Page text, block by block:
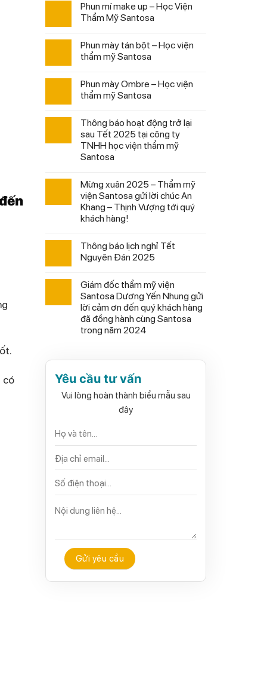
có
Phun mí make up – Học Viện
Thẩm Mỹ Santosa
Phun mày tán bột – Học viện
thẩm mỹ Santosa
Phun mày Ombre – Học viện
thẩm mỹ Santosa
Thông báo hoạt động trở lại
sau Tết 2025 tại công ty
TNHH học viện thẩm mỹ
Santosa
Mừng xuân 2025 – Thẩm mỹ
viện Santosa gửi lời chúc An
Khang – Thịnh Vượng tới quý
khách hàng!
Thông báo lịch nghỉ Tết
Nguyên Đán 2025
Giám đốc thẩm mỹ viện
Santosa Dương Yến Nhung gửi
lời cảm ơn đến quý khách hàng
đã đồng hành cùng Santosa
trong năm 2024
Yêu cầu tư vấn
Vui lòng hoàn thành biểu mẫu sau
đây